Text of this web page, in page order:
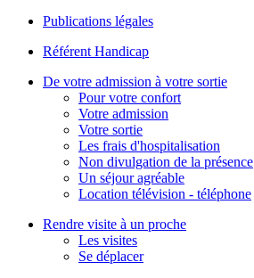
Publications légales
Référent Handicap
De votre admission à votre sortie
Pour votre confort
Votre admission
Votre sortie
Les frais d'hospitalisation
Non divulgation de la présence
Un séjour agréable
Location télévision - téléphone
Rendre visite à un proche
Les visites
Se déplacer